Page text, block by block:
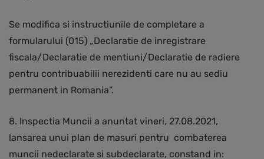
Se modifica si instructiunile de completare a
formularului (015) „Declaratie de inregistrare
fiscala/Declaratie de mentiuni/Declaratie de radiere
pentru contribuabilii nerezidenti care nu au sediu
permanent in Romania”.
8. Inspectia Muncii a anuntat vineri, 27.08.2021,
lansarea unui plan de masuri pentru combaterea
muncii nedeclarate si subdeclarate, constand in: